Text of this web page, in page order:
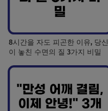
8시간을 자도 피곤한 이유, 당신
이 놓친 수면의 질 3가지 비밀